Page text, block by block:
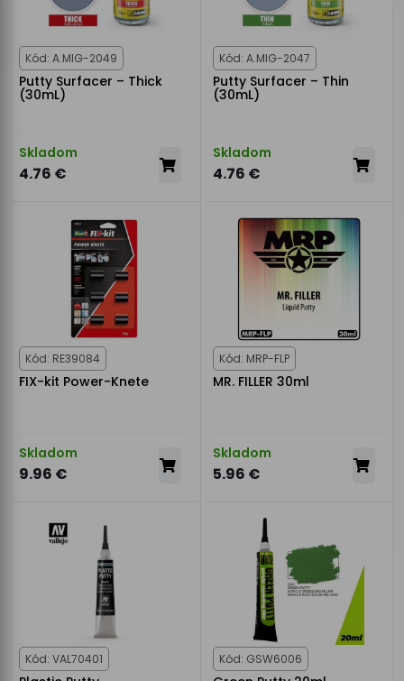
Kód: A.MIG-2049
Putty Surfacer – Thick
(30mL)
Skladom
4.76 €
Kód: A.MIG-2047
Putty Surfacer – Thin
(30mL)
Skladom
4.76 €
Kód: RE39084
FIX-kit Power-Knete
Skladom
9.96 €
Kód: MRP-FLP
MR. FILLER 30ml
Skladom
5.96 €
Kód: VAL70401 Kód: GSW6006